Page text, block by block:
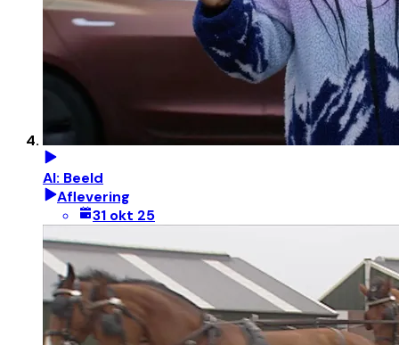
AI: Beeld
Aflevering
31 okt 25